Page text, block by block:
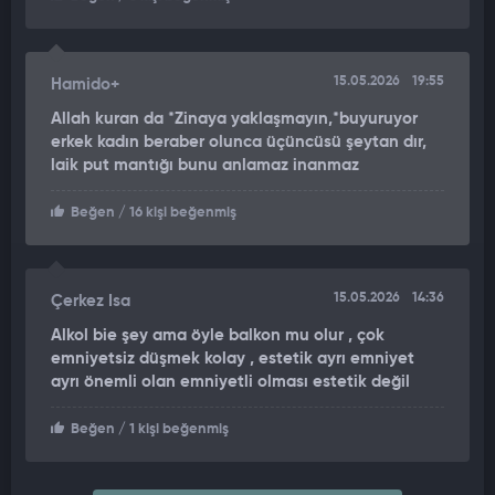
Yapılan çalışmalarda Alime Özge K.’nin yüzde 71 oranında
görüştüğü çevre sakinlerinin yalnızca düşme sesi duyduklarını,
olay öncesinde herhangi bir tartışma sesi duymadıklarını
söyledikleri öğrenildi. Özgür Y.’nin poliste 'Müstehcenlik'
suçundan kaydının bulunduğu bilgisine ulaşıldı. Savcılık olayla
ilgili soruşturma başlattı.
Görüntülerde Alime Özge K.'nin yürüyerek binaya geldiği anlar
görülüyor. Kadın binaya girdikten yaklaşık 2 saat sonra binanın
terasından düşüyor. Kadının yerde yattığını gören bir aracın
durduğu anlar da görüntülerde yer alıyor.
Hamido+ 15.05.2026 19:55
Allah kuran da *Zinaya yaklaşmayın,*buyuruyor
erkek kadın beraber olunca üçüncüsü şeytan dır,
laik put mantığı bunu anlamaz inanmaz
Beğen / 16 kişi beğenmiş
Çerkez Isa 15.05.2026 14:36
Alkol bie şey ama öyle balkon mu olur , çok
emniyetsiz düşmek kolay , estetik ayrı emniyet
ayrı önemli olan emniyetli olması estetik değil
Beğen / 1 kişi beğenmiş